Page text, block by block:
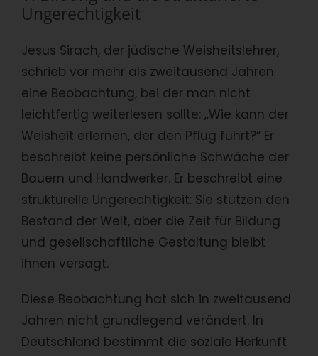
Ungerechtigkeit
Jesus Sirach, der jüdische Weisheitslehrer,
schrieb vor mehr als zweitausend Jahren
eine Beobachtung, bei der man nicht
leichtfertig weiterlesen sollte: „Wie kann der
Weisheit erlernen, der den Pflug führt?“ Er
beschreibt keine persönliche Schwäche der
Bauern und Handwerker. Er beschreibt eine
strukturelle Ungerechtigkeit: Sie stützen den
Bestand der Welt, aber die Zeit für Bildung
und gesellschaftliche Gestaltung bleibt
ihnen versagt.
Diese Beobachtung hat sich in zweitausend
Jahren nicht grundlegend verändert. In
Deutschland bestimmt die soziale Herkunft